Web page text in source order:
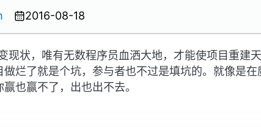
2016-08-18
现状，唯有无数程序员血洒大地，才能使项目重建
做烂了就是个坑，参与者也不过是填坑的。就像是在
也赢不了，出也出不去。